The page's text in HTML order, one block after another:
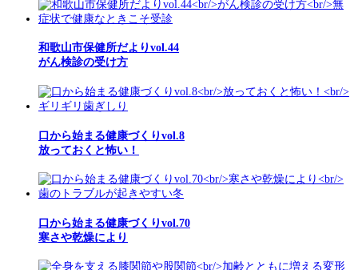
和歌山市保健所だよりvol.44
がん検診の受け方
口から始まる健康づくりvol.8
放っておくと怖い！
口から始まる健康づくりvol.70
寒さや乾燥により